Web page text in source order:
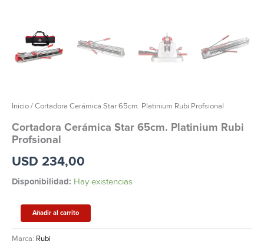
Inicio/ Cortadora Cerámica Star 65cm. Platinium Rubi Profsional
Cortadora Cerámica Star 65cm. Platinium Rubi
Profsional
USD 234,00
Disponibilidad: Hay existencias
Añadir al carrito
Marca: Rubi